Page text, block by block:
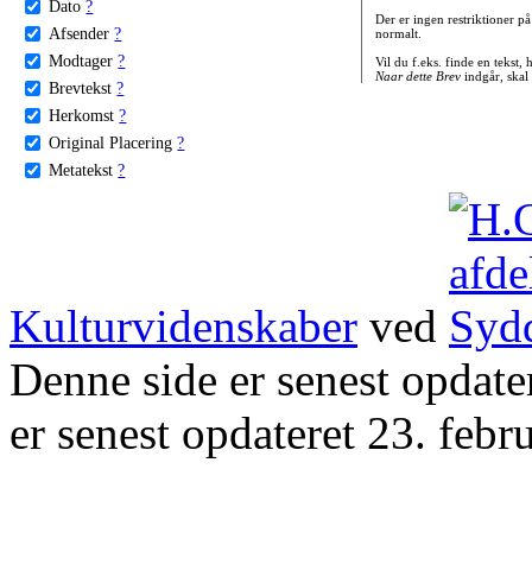
Dato ?
Afsender ?
Modtager ?
Brevtekst ?
Herkomst ?
Original Placering ?
Metatekst ?
Der er ingen restriktioner
normalt.
Vil du f.eks. finde en tekst,
Naar dette Brevindgår, skal
Kulturvidenskaber ved
Denne side er senest
er senest opdateret 23.